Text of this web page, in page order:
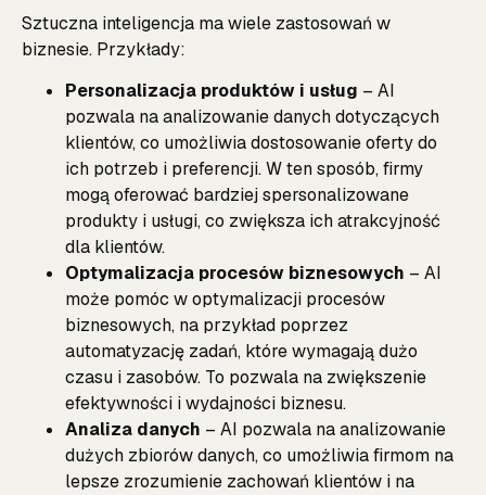
Sztuczna inteligencja ma wiele zastosowań w
biznesie. Przykłady:
Personalizacja produktów i usług – AI
pozwala na analizowanie danych dotyczących
klientów, co umożliwia dostosowanie oferty do
ich potrzeb i preferencji. W ten sposób, firmy
mogą oferować bardziej spersonalizowane
produkty i usługi, co zwiększa ich atrakcyjność
dla klientów.
Optymalizacja procesów biznesowych – AI
może pomóc w optymalizacji procesów
biznesowych, na przykład poprzez
automatyzację zadań, które wymagają dużo
czasu i zasobów. To pozwala na zwiększenie
efektywności i wydajności biznesu.
Analiza danych – AI pozwala na analizowanie
dużych zbiorów danych, co umożliwia firmom na
lepsze zrozumienie zachowań klientów i na